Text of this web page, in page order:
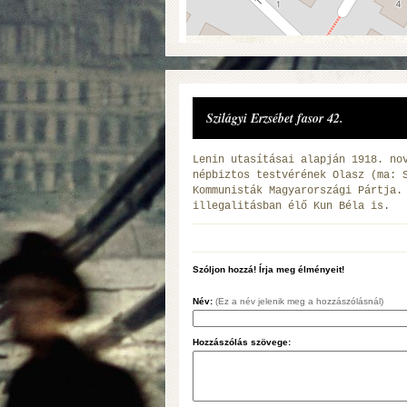
Szilágyi Erzsébet fasor 42.
Lenin utasításai alapján 1918.
népbiztos testvérének Olasz
Kommunisták Magyarországi
illegalitásban élő Kun Béla is.
Szóljon hozzá! Írja meg élményeit!
Név: (Ez a név jelenik meg a hozzászólásnál)
Hozzászólás szövege: